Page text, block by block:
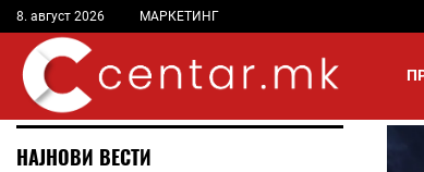
8. август 2026 МАРКЕТИНГ
НАЈНОВИ ВЕСТИ